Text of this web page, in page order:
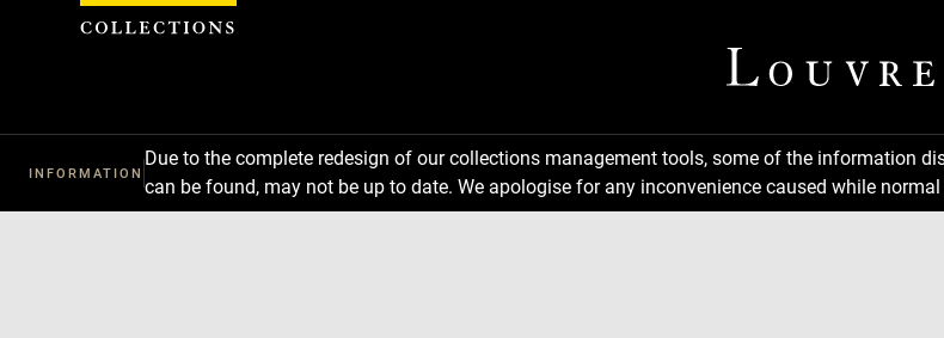
INFORMATION
Due to the complete redesign of our collections management tools, some of the information
can be found, may not be up to date. We apologise for any inconvenience caused while
Cookies management panel